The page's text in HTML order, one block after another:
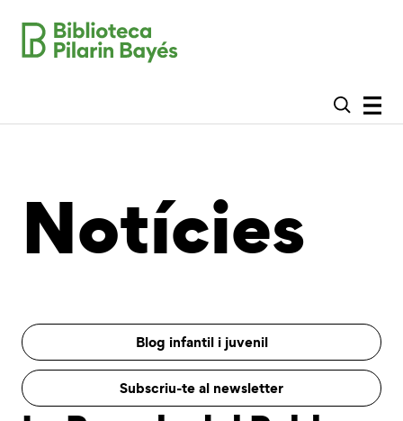
Notícies
Blog infantil i juvenil
Subscriu-te al newsletter